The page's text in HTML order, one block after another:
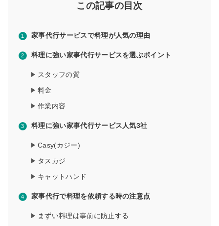
この記事の目次
家事代行サービスで料理が人気の理由
料理に強い家事代行サービスを選ぶポイント
スタッフの質
料金
作業内容
料理に強い家事代行サービス人気3社
Casy(カジー)
タスカジ
キャットハンド
家事代行で料理を依頼する時の注意点
まずい料理は事前に防止する